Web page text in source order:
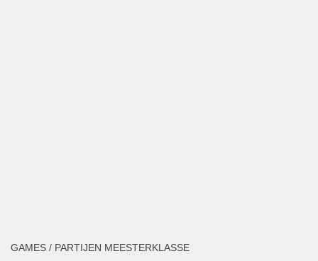
GAMES / PARTIJEN MEESTERKLASSE